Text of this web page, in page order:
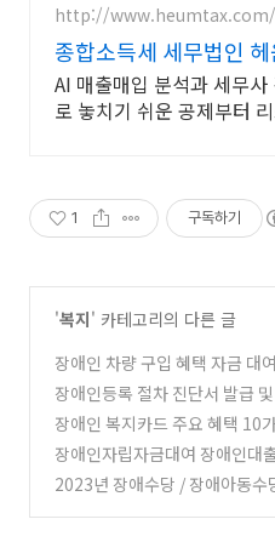
http://www.heumtax.com/
종합소득세 세무법인
간 카톡 상담 지원
AI 매출매입 분석과 세무사
로 놓치기 쉬운 공제부터
1 구독하기
'복지' 카테고리의 다른 글
장애인 차량 구입 혜택 자금 대
제, 각종 할인 등
(0)
장애인등록 절차 진단서 발급
장애인 복지카드 주요 혜택 10
이지
(0)
장애인자립자금대여 장애인대
도, 신청방법 (0)
2023년 장애수당 / 장애아동수